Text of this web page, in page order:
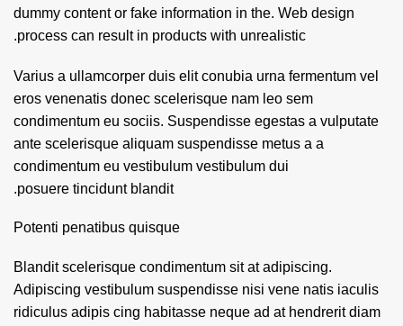
dummy content or fake information in the. Web design
process can result in products with unrealistic.
Varius a ullamcorper duis elit conubia urna fermentum vel
eros venenatis donec scelerisque nam leo sem
condimentum eu sociis. Suspendisse egestas a vulputate
ante scelerisque aliquam suspendisse metus a a
condimentum eu vestibulum vestibulum dui
posuere tincidunt blandit.
Potenti penatibus quisque
Blandit scelerisque condimentum sit at adipiscing.
Adipiscing vestibulum suspendisse nisi vene natis iaculis
ridiculus adipis cing habitasse neque ad at hendrerit diam